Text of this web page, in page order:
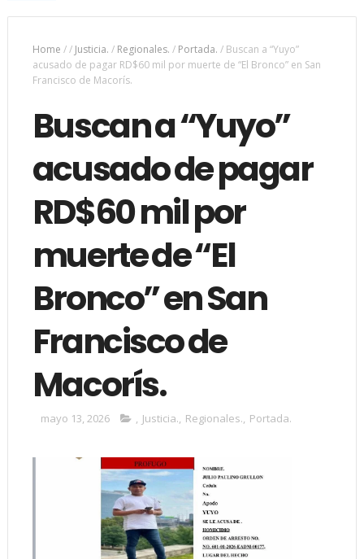
Home // Justicia. / Regionales. / Portada. / Buscan a “Yuyo”
acusado de pagar RD$60 mil por muerte de “El Bronco” en San
Francisco de Macorís.
Buscan a “Yuyo”
acusado de pagar
RD$60 mil por
muerte de “El
Bronco” en San
Francisco de
Macorís.
mayo 13, 2026 , Justicia., Regionales., Portada.